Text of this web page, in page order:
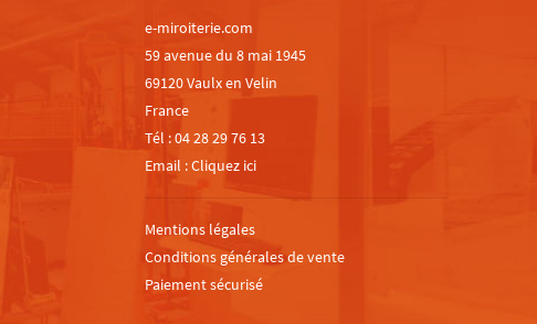
e-miroiterie.com
59 avenue du 8 mai 1945
69120 Vaulx en Velin
France
Tél :04 28 29 76 13
Email :Cliquez ici
Mentions légales
Conditions générales de vente
Paiement sécurisé